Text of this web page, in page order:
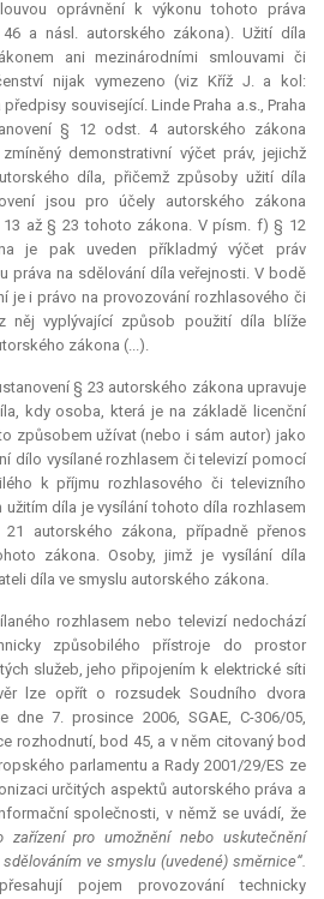
oprávnění k výkonu tohoto práva
a násl. autorského zákona). Užití díla
ani mezinárodními smlouvami či
nijak vymezeno (viz Kříž J. a kol:
související. Linde Praha a.s., Praha
§ 12 odst. 4 autorského zákona
demonstrativní výčet práv, jejichž
díla, přičemž způsoby užití díla
jsou pro účely autorského zákona
13 až § 23 tohoto zákona. V písm. f) § 12
je pak uveden příkladmý výčet práv
práva na sdělování díla veřejnosti. V bodě
je i právo na provozování rozhlasového či
něj vyplývající způsob použití díla blíže
zákona (...).
§ 23 autorského zákona upravuje
kdy osoba, která je na základě licenční
způsobem užívat (nebo i sám autor) jako
dílo vysílané rozhlasem či televizí pomocí
k příjmu rozhlasového či televizního
užitím díla je vysílání tohoto díla rozhlasem
autorského zákona, případně přenos
zákona. Osoby, jimž je vysílání díla
díla ve smyslu autorského zákona.
rozhlasem nebo televizí nedochází
způsobilého přístroje do prostor
služeb, jeho připojením k elektrické síti
lze opřít o rozsudek Soudního dvora
dne 7. prosince 2006, SGAE, C-306/05,
rozhodnutí, bod 45, a v něm citovaný bod
parlamentu a Rady 2001/29/ES ze
určitých aspektů autorského práva a
společnosti, v němž se uvádí, že
zařízení pro umožnění nebo uskutečnění
ve smyslu (uvedené) směrnice“.
pojem provozování technicky